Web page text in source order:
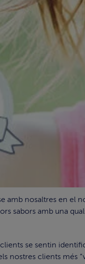
amb nosaltres en el
sabors amb una
se sentin
nostres clients més